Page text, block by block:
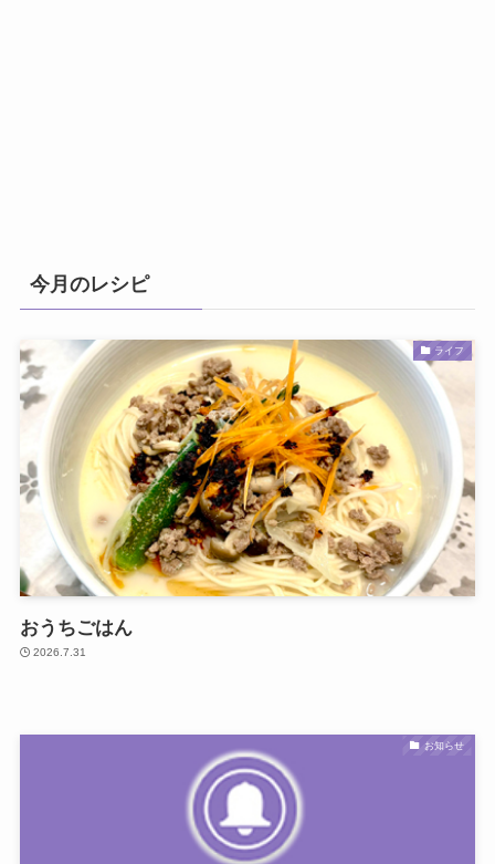
今月のレシピ
ライフ
おうちごはん
2026.7.31
お知らせ